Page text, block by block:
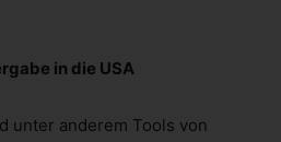
in die USA
unter anderem Tools von